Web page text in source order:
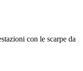
con le scarpe da